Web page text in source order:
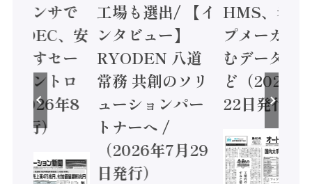
センサで
/ IDEC、安
かすセー
コントロ
2026年8
発行）
工場も選出/ 【イ
ンタビュー】
RYODEN 八道
常務 共創のソリ
ューションパー
トナーへ /
（2026年7月29
日発行）
HMS、老舗
プメーカー
むデータ活
ど（2026年
22日発行）